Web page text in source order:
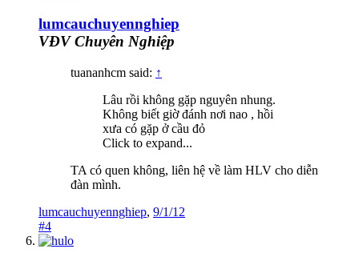
lumcauchuyennghiep
VĐV Chuyên Nghiệp
tuananhcm said: ↑
Lâu rồi không gặp nguyên nhung.
Không biết giờ đánh nơi nao , hồi
xưa có gặp ở cầu đỏ
Click to expand...
TA có quen không, liên hệ về làm HLV cho diễn
đàn mình.
lumcauchuyennghiep, 9/1/12
#4